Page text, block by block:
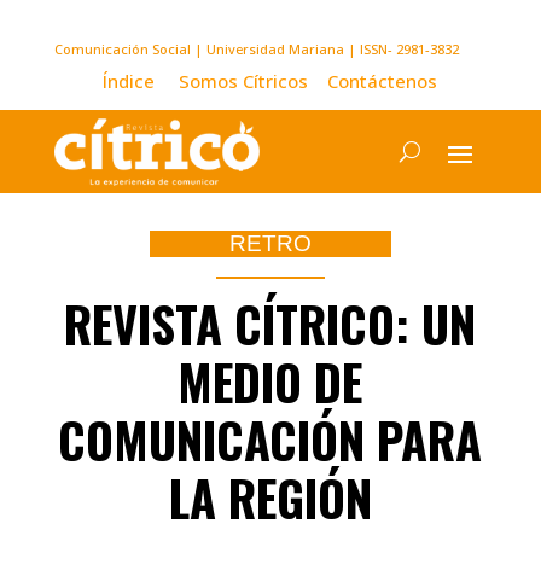
Comunicación Social | Universidad Mariana | ISSN- 2981-3832
Índice Somos Cítricos Contáctenos
RETRO
REVISTA CÍTRICO: UN
MEDIO DE
COMUNICACIÓN PARA
LA REGIÓN